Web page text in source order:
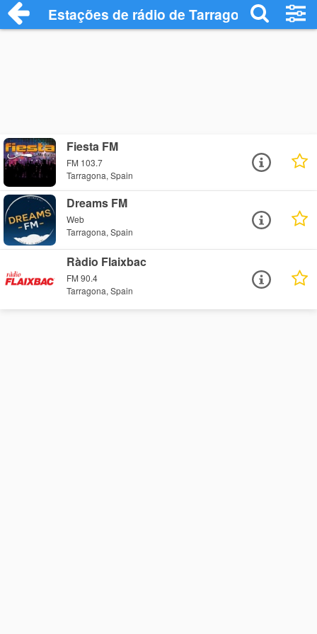
Estações de rádio de Tarragona - Ouça
Fiesta FM
FM 103.7
Tarragona, Spain
Dreams FM
Web
Tarragona, Spain
Ràdio Flaixbac
FM 90.4
Tarragona, Spain